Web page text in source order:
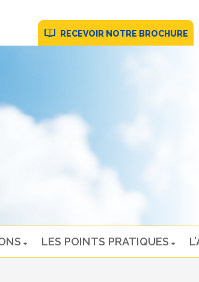
RECEVOIR NOTRE BROCHURE
LES POINTS PRATIQUES